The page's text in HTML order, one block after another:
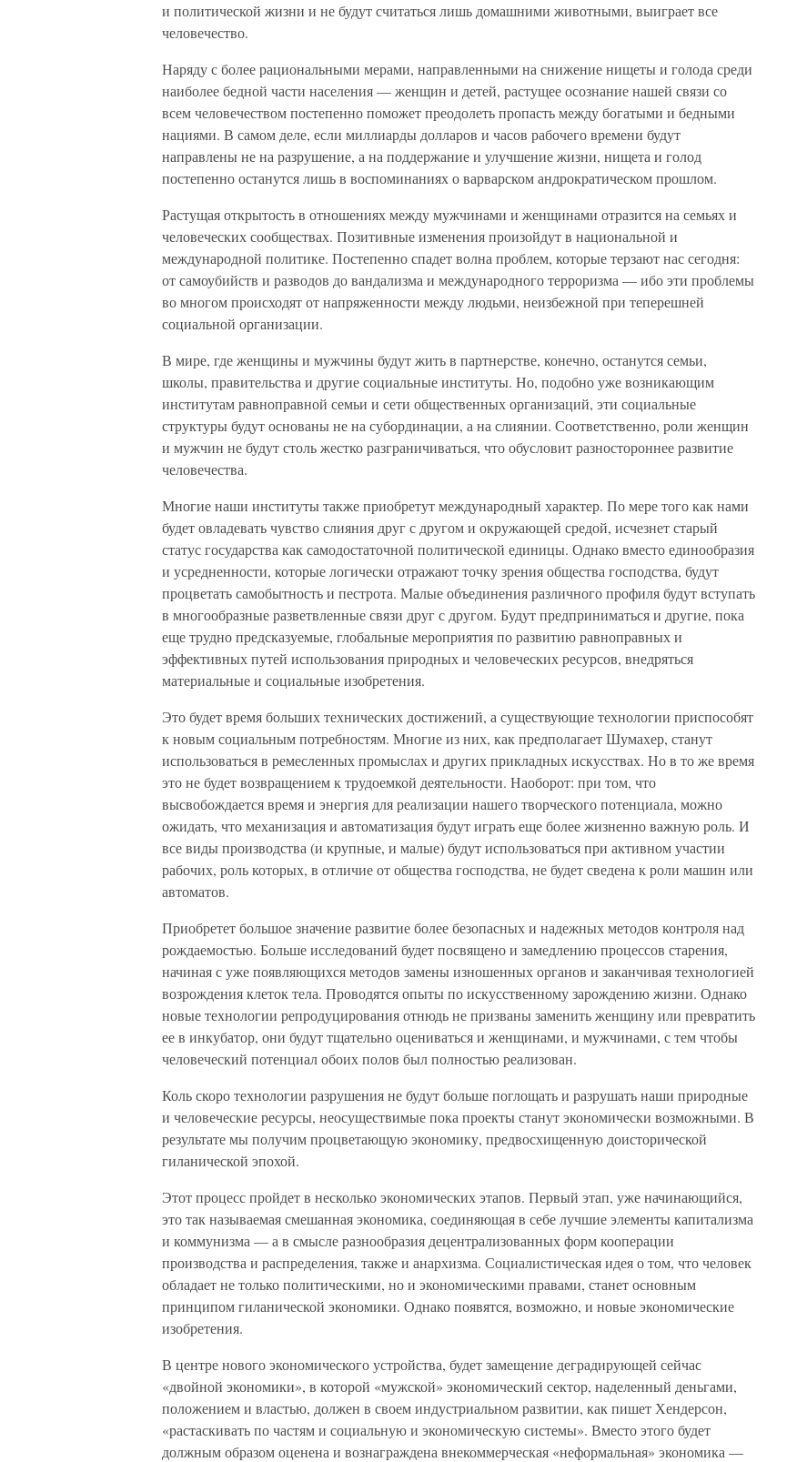
и политической жизни и не будут считаться лишь домашними животными, выиграет все
человечество.
Наряду с более рациональными мерами, направленными на снижение нищеты и голода среди
наиболее бедной части населения — женщин и детей, растущее осознание нашей связи со
всем человечеством постепенно поможет преодолеть пропасть между богатыми и бедными
нациями. В самом деле, если миллиарды долларов и часов рабочего времени будут
направлены не на разрушение, а на поддержание и улучшение жизни, нищета и голод
постепенно останутся лишь в воспоминаниях о варварском андрократическом прошлом.
Растущая открытость в отношениях между мужчинами и женщинами отразится на семьях и
человеческих сообществах. Позитивные изменения произойдут в национальной и
международной политике. Постепенно спадет волна проблем, которые терзают нас сегодня:
от самоубийств и разводов до вандализма и международного терроризма — ибо эти проблемы
во многом происходят от напряженности между людьми, неизбежной при теперешней
социальной организации.
В мире, где женщины и мужчины будут жить в партнерстве, конечно, останутся семьи,
школы, правительства и другие социальные институты. Но, подобно уже возникающим
институтам равноправной семьи и сети общественных организаций, эти социальные
структуры будут основаны не на субординации, а на слиянии. Соответственно, роли женщин
и мужчин не будут столь жестко разграничиваться, что обусловит разностороннее развитие
человечества.
Многие наши институты также приобретут международный характер. По мере того как нами
будет овладевать чувство слияния друг с другом и окружающей средой, исчезнет старый
статус государства как самодостаточной политической единицы. Однако вместо единообразия
и усредненности, которые логически отражают точку зрения общества господства, будут
процветать самобытность и пестрота. Малые объединения различного профиля будут вступать
в многообразные разветвленные связи друг с другом. Будут предприниматься и другие, пока
еще трудно предсказуемые, глобальные мероприятия по развитию равноправных и
эффективных путей использования природных и человеческих ресурсов, внедряться
материальные и социальные изобретения.
Это будет время больших технических достижений, а существующие технологии приспособят
к новым социальным потребностям. Многие из них, как предполагает Шумахер, станут
использоваться в ремесленных промыслах и других прикладных искусствах. Но в то же время
это не будет возвращением к трудоемкой деятельности. Наоборот: при том, что
высвобождается время и энергия для реализации нашего творческого потенциала, можно
ожидать, что механизация и автоматизация будут играть еще более жизненно важную роль. И
все виды производства (и крупные, и малые) будут использоваться при активном участии
рабочих, роль которых, в отличие от общества господства, не будет сведена к роли машин или
автоматов.
Приобретет большое значение развитие более безопасных и надежных методов контроля над
рождаемостью. Больше исследований будет посвящено и замедлению процессов старения,
начиная с уже появляющихся методов замены изношенных органов и заканчивая технологией
возрождения клеток тела. Проводятся опыты по искусственному зарождению жизни. Однако
новые технологии репродуцирования отнюдь не призваны заменить женщину или превратить
ее в инкубатор, они будут тщательно оцениваться и женщинами, и мужчинами, с тем чтобы
человеческий потенциал обоих полов был полностью реализован.
Коль скоро технологии разрушения не будут больше поглощать и разрушать наши природные
и человеческие ресурсы, неосуществимые пока проекты станут экономически возможными. В
результате мы получим процветающую экономику, предвосхищенную доисторической
гиланической эпохой.
Этот процесс пройдет в несколько экономических этапов. Первый этап, уже начинающийся,
это так называемая смешанная экономика, соединяющая в себе лучшие элементы капитализма
и коммунизма — а в смысле разнообразия децентрализованных форм кооперации
производства и распределения, также и анархизма. Социалистическая идея о том, что человек
обладает не только политическими, но и экономическими правами, станет основным
принципом гиланической экономики. Однако появятся, возможно, и новые экономические
изобретения.
В центре нового экономического устройства, будет замещение деградирующей сейчас
«двойной экономики», в которой «мужской» экономический сектор, наделенный деньгами,
положением и властью, должен в своем индустриальном развитии, как пишет Хендерсон,
«растаскивать по частям и социальную и экономическую системы». Вместо этого будет
должным образом оценена и вознаграждена внекоммерческая «неформальная» экономика —